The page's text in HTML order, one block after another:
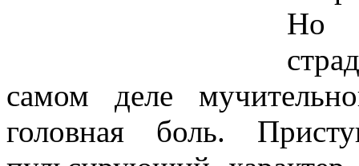
Но
самом деле
головная боль.